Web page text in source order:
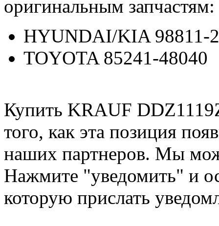
оригинальным запчастям:
HYUNDAI/KIA 98811-
TOYOTA 85241-48040
Купить KRAUF
того, как эта позиция
наших партнеров. Мы
Нажмите "уведомить" и
которую прислать